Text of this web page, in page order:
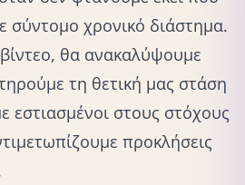
σύντομο χρονικό διάστημα.
θα ανακαλύψουμε
τη θετική μας στάση
εστιασμένοι στους στόχους
προκλήσεις